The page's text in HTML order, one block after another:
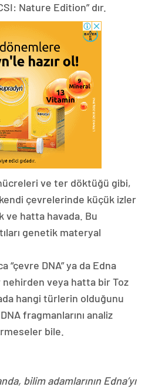
Nature Edition” dır.
ve ter döktüğü gibi,
çevrelerinde küçük izler
ve hatta havada. Bu
genetik materyal
“çevre DNA” ya da Edna
veya hatta birToz
hangi türlerin olduğunu
fragmanlarını analiz
bile.
bilim adamlarının Edna’yı